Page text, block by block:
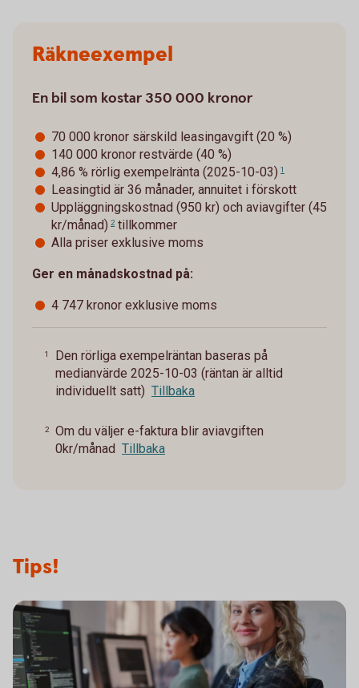
Räkneexempel
En bil som kostar 350 000 kronor
70 000 kronor särskild leasingavgift (20 %)
140 000 kronor restvärde (40 %)
4,86 % rörlig exempelränta (2025-10-03) 1
Leasingtid är 36 månader, annuitet i förskott
Uppläggningskostnad (950 kr) och aviavgifter (45
kr/månad) 2tillkommer
Alla priser exklusive moms
Ger en månadskostnad på:
4 747 kronor exklusive moms
1
Den rörliga exempelräntan baseras på
medianvärde 2025-10-03 (räntan är alltid
individuellt satt) Tillbaka
2
Om du väljer e-faktura blir aviavgiften
0kr/månad Tillbaka
Tips!